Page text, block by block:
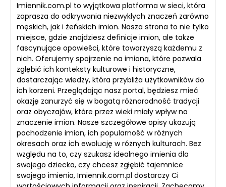
Imiennik.com.pl to wyjątkowa platforma w sieci, która
zaprasza do odkrywania niezwykłych znaczeń zarówno
męskich, jak i żeńskich imion. Nasza strona to nie tylko
miejsce, gdzie znajdziesz definicje imion, ale także
fascynujące opowieści, które towarzyszą każdemu z
nich. Oferujemy spojrzenie na imiona, które pozwala
zgłębić ich konteksty kulturowe i historyczne,
dostarczając wiedzy, która przybliża użytkowników do
ich korzeni. Przeglądając nasz portal, będziesz mieć
okazję zanurzyć się w bogatą różnorodność tradycji
oraz obyczajów, które przez wieki miały wpływ na
znaczenie imion. Nasze szczegółowe opisy ukazują
pochodzenie imion, ich popularność w różnych
okresach oraz ich ewolucję w różnych kulturach. Bez
względu na to, czy szukasz idealnego imienia dla
swojego dziecka, czy chcesz zgłębić tajemnice
swojego imienia, Imiennik.com.pl dostarczy Ci